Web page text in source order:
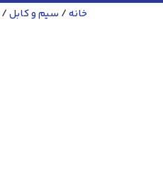
خانه/ سیم و کابل/